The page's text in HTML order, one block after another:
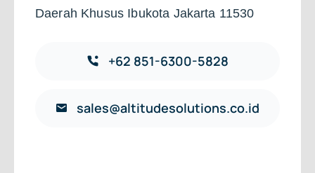
Daerah Khusus Ibukota Jakarta 11530
+62 851-6300-5828
sales@altitudesolutions.co.id